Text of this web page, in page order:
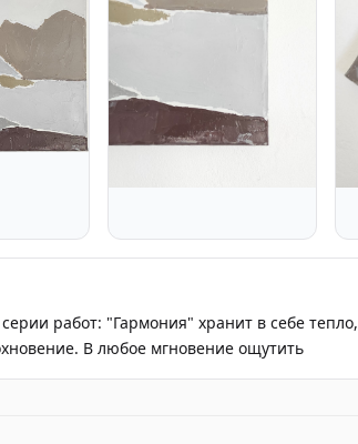
работ: "Гармония" хранит в себе тепло,
В любое мгновение ощутить
и тихий шепот волн — легко. Работа о тишине,